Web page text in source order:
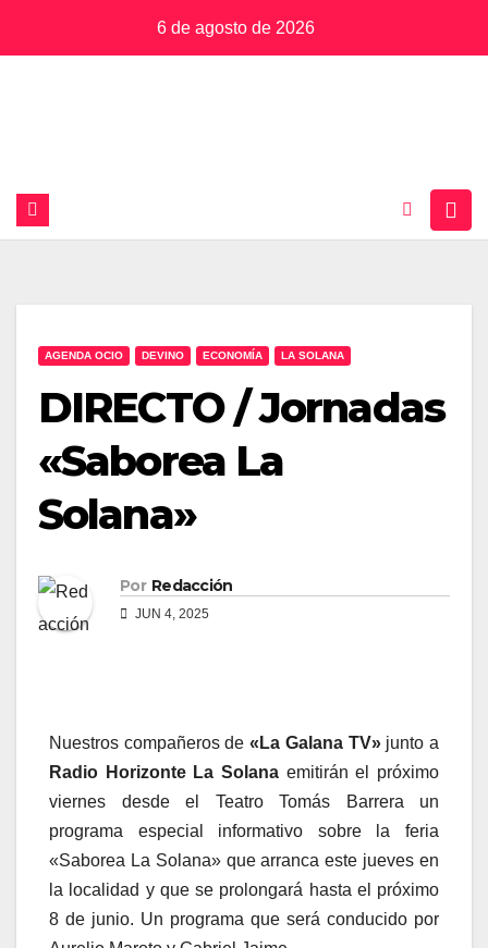
6 de agosto de 2026
AGENDA OCIO DEVINO ECONOMÍA LA SOLANA
DIRECTO / Jornadas
«Saborea La
Solana»
Por Redacción
JUN 4, 2025
Nuestros compañeros de«La Galana TV»junto a
Radio Horizonte La Solana emitirán el próximo
viernes desde el Teatro Tomás Barrera un
programa especial informativo sobre la feria
«Saborea La Solana» que arranca este jueves en
la localidad y que se prolongará hasta el próximo
8 de junio. Un programa que será conducido por